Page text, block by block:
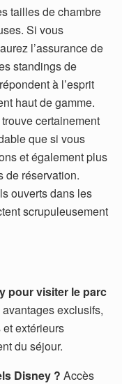
tailles de chambre
Si vous
l’assurance de
standings de
à l’esprit
haut de gamme.
certainement
que si vous
et également plus
de réservation.
ouverts dans les
scrupuleusement
pour visiter le parc
exclusifs,
extérieurs
du séjour.
Disney ? Accès